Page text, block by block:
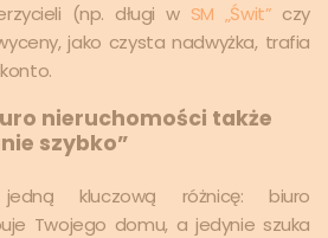
(np. długi w SM „Świt” czy
jako czysta nadwyżka, trafia
nieruchomości także
szybko”
kluczową różnicę: biuro
Twojego domu, a jedynie szuka